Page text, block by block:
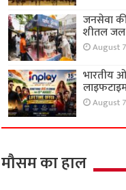
जनसेवा
शीतल जल
August
भारतीय
August
मौसम का हाल